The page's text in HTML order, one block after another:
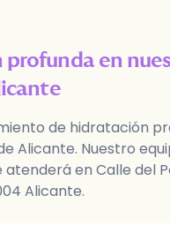
profundaen
de hidratación
Alicante. Nuestro
atenderá en Calle del
Alicante.